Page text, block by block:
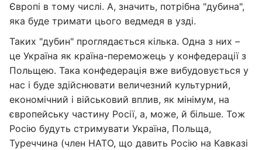
Європі в тому числі. А, значить, потрібна "дубина",
яка буде тримати цього ведмедя в узді.
Таких "дубин" проглядається кілька. Одна з них –
це Україна як країна-переможець у конфедерації з
Польщею. Така конфедерація вже вибудовується у
нас і буде здійснювати величезний культурний,
економічний і військовий вплив, як мінімум, на
європейську частину Росії, а, може, й більше. Тож
Росію будуть стримувати Україна, Польща,
Туреччина (член НАТО, що давить Росію на Кавказі